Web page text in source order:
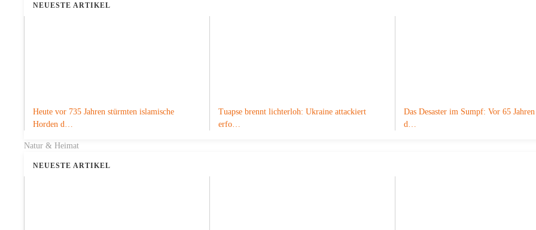
NEUESTE ARTIKEL
Heute vor 735 Jahren stürmten islamische
Horden d…
Tuapse brennt lichterloh: Ukraine attackiert
erfo…
Das Desaster im Sumpf: Vor 65
d…
Natur & Heimat
NEUESTE ARTIKEL